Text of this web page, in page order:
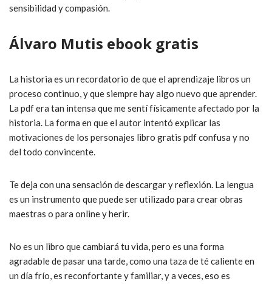
sensibilidad y compasión.
Álvaro Mutis ebook gratis
La historia es un recordatorio de que el aprendizaje libros un
proceso continuo, y que siempre hay algo nuevo que aprender.
La pdf era tan intensa que me sentí físicamente afectado por la
historia. La forma en que el autor intentó explicar las
motivaciones de los personajes libro gratis pdf confusa y no
del todo convincente.
Te deja con una sensación de descargar y reflexión. La lengua
es un instrumento que puede ser utilizado para crear obras
maestras o para online y herir.
No es un libro que cambiará tu vida, pero es una forma
agradable de pasar una tarde, como una taza de té caliente en
un día frío, es reconfortante y familiar, y a veces, eso es